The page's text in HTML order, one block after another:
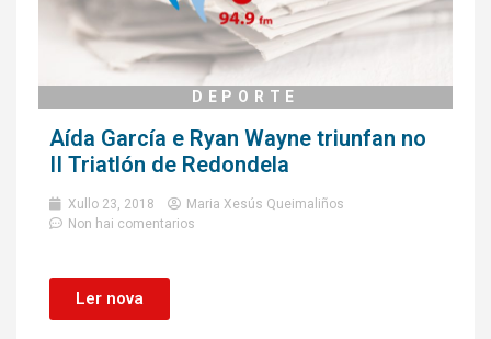
DEPORTE
Aída García e Ryan Wayne triunfan no
II Triatlón de Redondela
Xullo 23, 2018
Maria Xesús Queimaliños
Non hai comentarios
Ler nova